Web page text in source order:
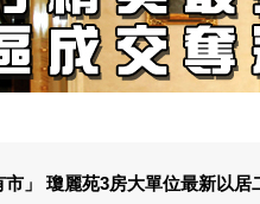
」 瓊麗苑3房大單位最新以